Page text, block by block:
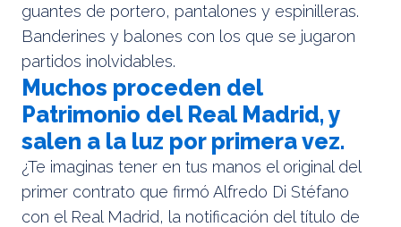
guantes de portero, pantalones y espinilleras.
Banderines y balones con los que se jugaron
partidos inolvidables.
Muchos proceden del
Patrimonio del Real Madrid, y
salen a la luz por primera vez.
¿Te imaginas tener en tus manos el original del
primer contrato que firmó Alfredo Di Stéfano
con el Real Madrid, la notificación del título de